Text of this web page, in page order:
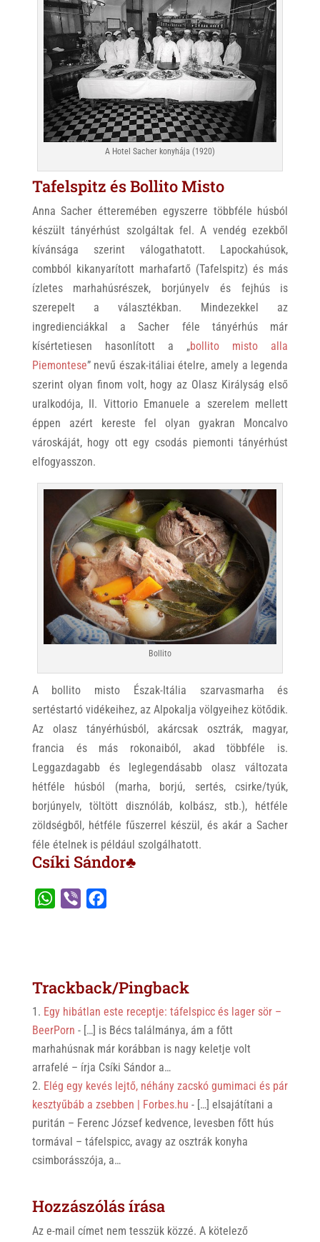
A Hotel Sacher konyhája (1920)
Tafelspitz és Bollito Misto
Anna Sacher étteremében egyszerre többféle húsból
készült tányérhúst szolgáltak fel. A vendég ezekből
kívánsága szerint válogathatott. Lapockahúsok,
combból kikanyarított marhafartő (Tafelspitz) és más
ízletes marhahúsrészek, borjúnyelv és fejhús is
szerepelt a választékban. Mindezekkel az
ingredienciákkal a Sacher féle tányérhús már
kísértetiesen hasonlított a „bollito misto alla
Piemontese” nevű észak-itáliai ételre, amely a legenda
szerint olyan finom volt, hogy az Olasz Királyság első
uralkodója, II. Vittorio Emanuele a szerelem mellett
éppen azért kereste fel olyan gyakran Moncalvo
városkáját, hogy ott egy csodás piemonti tányérhúst
elfogyasszon.
Bollito
A bollito misto Észak-Itália szarvasmarha és
sertéstartó vidékeihez, az Alpokalja völgyeihez kötődik.
Az olasz tányérhúsból, akárcsak osztrák, magyar,
francia és más rokonaiból, akad többféle is.
Leggazdagabb és leglegendásabb olasz változata
hétféle húsból (marha, borjú, sertés, csirke/tyúk,
borjúnyelv, töltött disznóláb, kolbász, stb.), hétféle
zöldségből, hétféle fűszerrel készül, és akár a Sacher
féle ételnek is például szolgálhatott.
Csíki Sándor♣
A
p
p
o
o
k
Trackback/Pingback
Egy hibátlan este receptje: táfelspicc és lager sör –
BeerPorn - […] is Bécs találmánya, ám a főtt
marhahúsnak már korábban is nagy keletje volt
arrafelé – írja Csíki Sándor a…
Elég egy kevés lejtő, néhány zacskó gumimaci és pár
kesztyűbáb a zsebben | Forbes.hu - […] elsajátítani a
puritán – Ferenc József kedvence, levesben főtt hús
tormával – táfelspicc, avagy az osztrák konyha
csimborásszója, a…
Hozzászólás írása
Az e-mail címet nem tesszük közzé. A kötelező